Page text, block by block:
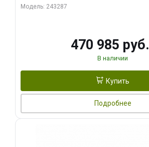
Модель: 243287
470 985 руб.
В наличии
Купить
Подробнее